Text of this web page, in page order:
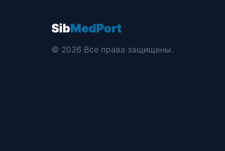
SibMedPort
© 2026 Все права защищены.